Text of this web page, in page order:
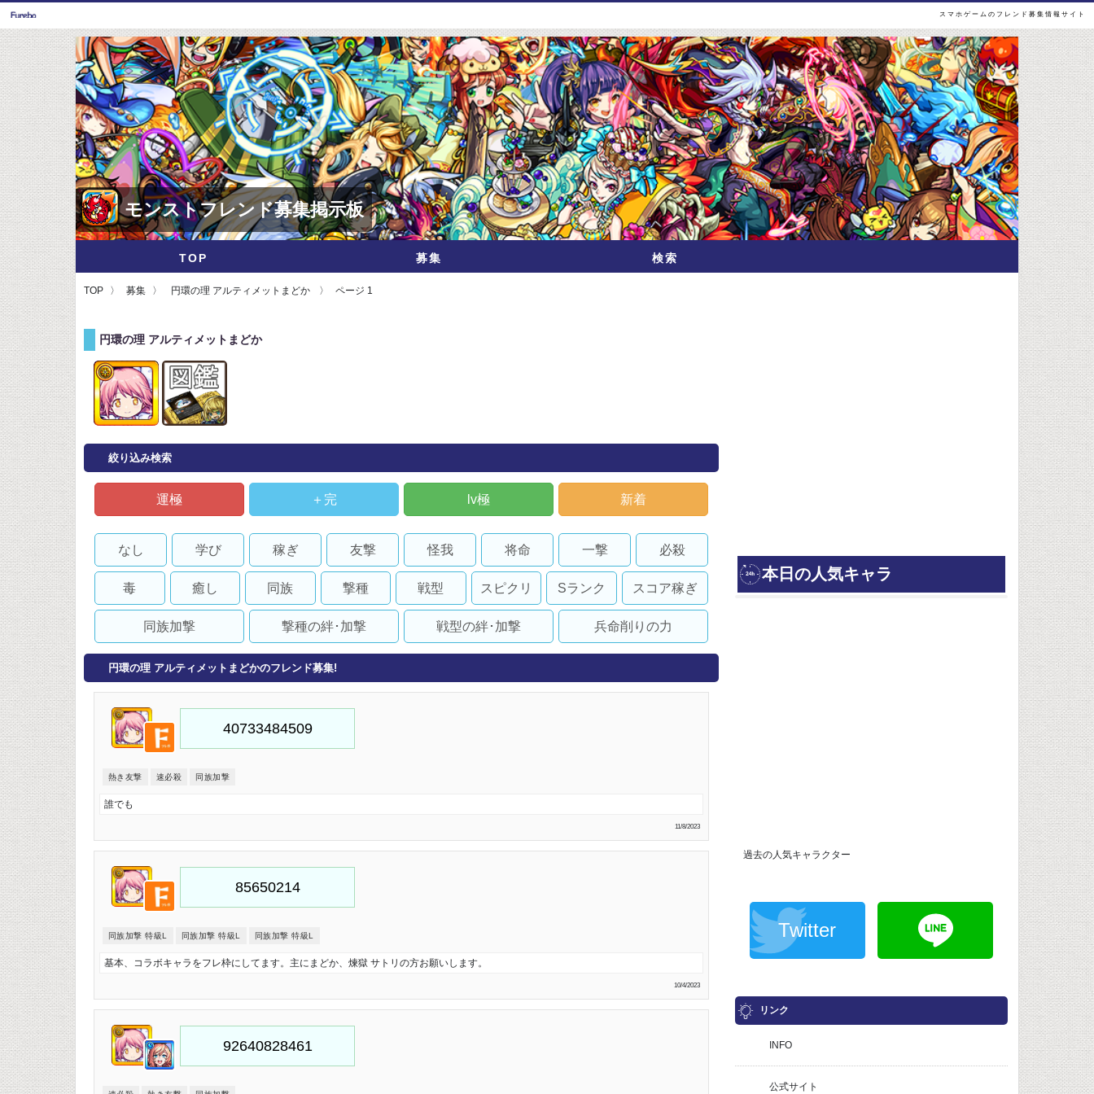
スマホゲームのフレンド募集情報サイト
モンストフレンド募集掲示板
TOP 募集 検索
TOP 募集 円環の理 アルティメットまどか ページ 1
円環の理 アルティメットまどか
絞り込み検索
運極 ＋完 lv極 新着
なし 学び 稼ぎ 友撃 怪我 将命 一撃 必殺
毒 癒し 同族 撃種 戦型 スピクリ Sランク スコア稼ぎ
同族加撃 撃種の絆･加撃 戦型の絆･加撃 兵命削りの力
円環の理 アルティメットまどかのフレンド募集!
熱き友撃 速必殺 同族加撃
誰でも
11/8/2023
同族加撃 特級L 同族加撃 特級L 同族加撃 特級L
基本、コラボキャラをフレ枠にしてます。主にまどか、煉獄 サトリの方お願いします。
10/4/2023
過去の人気キャラクター
Twitter
リンク
INFO
公式サイト